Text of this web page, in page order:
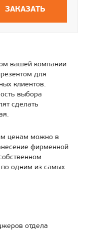
ЗАКАЗАТЬ
вашей компании
для
клиентов.
выбора
сделать
ценам можно в
фирменной
по одним из самых
отдела